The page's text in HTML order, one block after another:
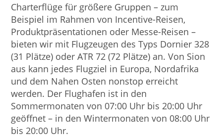
Charterflüge für größere Gruppen – zum
Beispiel im Rahmen von Incentive-Reisen,
Produktpräsentationen oder Messe-Reisen –
bieten wir mit Flugzeugen des Typs Dornier 328
(31 Plätze) oder ATR 72 (72 Plätze) an. Von Sion
aus kann jedes Flugziel in Europa, Nordafrika
und dem Nahen Osten nonstop erreicht
werden. Der Flughafen ist in den
Sommermonaten von 07:00 Uhr bis 20:00 Uhr
geöffnet – in den Wintermonaten von 08:00 Uhr
bis 20:00 Uhr.